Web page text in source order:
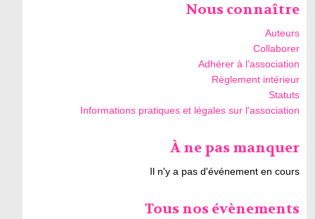
Nous connaître
Auteurs
Collaborer
Adhérer à l’association
Réglement intérieur
Statuts
Informations pratiques et légales sur l’association
À ne pas manquer
Il n'y a pas d'événement en cours
Tous nos évènements